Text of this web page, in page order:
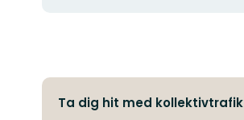
Ta dig hit med kollektivtrafik